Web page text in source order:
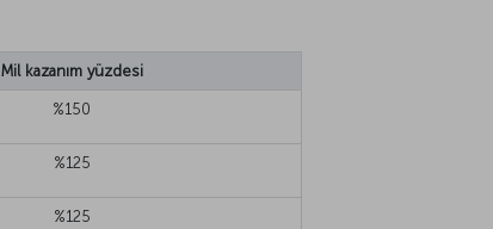
Mil kazanım yüzdesi
%150
%125
%125